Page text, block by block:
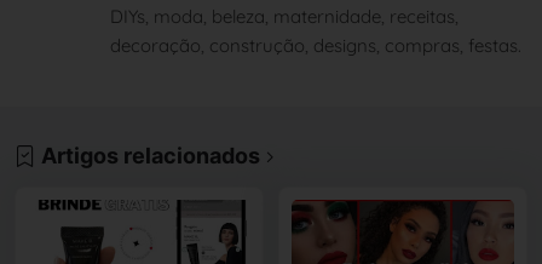
DIYs, moda, beleza, maternidade, receitas,
decoração, construção, designs, compras, festas.
Artigos relacionados